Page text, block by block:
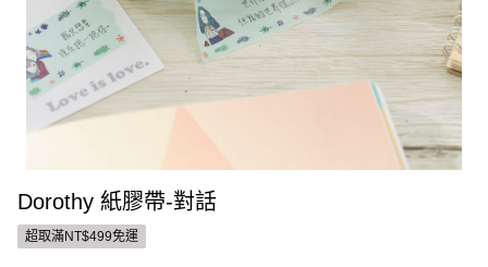
Dorothy 紙膠帶-對話
超取滿NT$499免運